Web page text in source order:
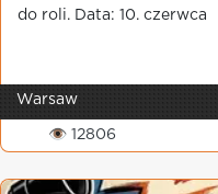
do roli. Data: 10. czerwca
Warsaw
👁 12806